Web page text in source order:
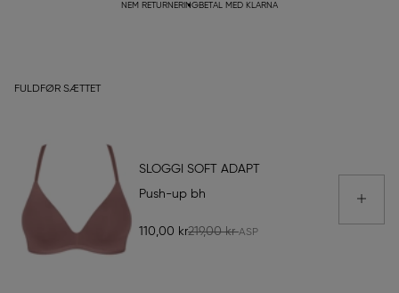
NEM RETURNERINGBETAL MED KLARNA
FULDFØR SÆTTET
SLOGGI SOFT ADAPT
Push-up bh
110,00 kr219,00 kr